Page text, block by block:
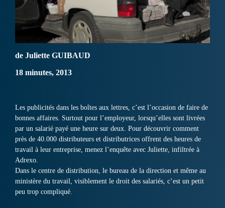
de Juliette GUIBAUD
18 minutes, 2013
Les publicités dans les boîtes aux lettres, c’est l’occasion de faire de
bonnes affaires. Surtout pour l’employeur, lorsqu’elles sont livrées
par un salarié payé une heure sur deux. Pour découvrir comment
près de 40.000 distributeurs et distributrices offrent des heures de
travail à leur entreprise, menez l’enquête avec Juliette, infiltrée à
Adrexo.
Dans le centre de distribution, le bureau de la direction et même au
ministère du travail, visiblement le droit des salariés, c’est un petit
peu trop compliqué.